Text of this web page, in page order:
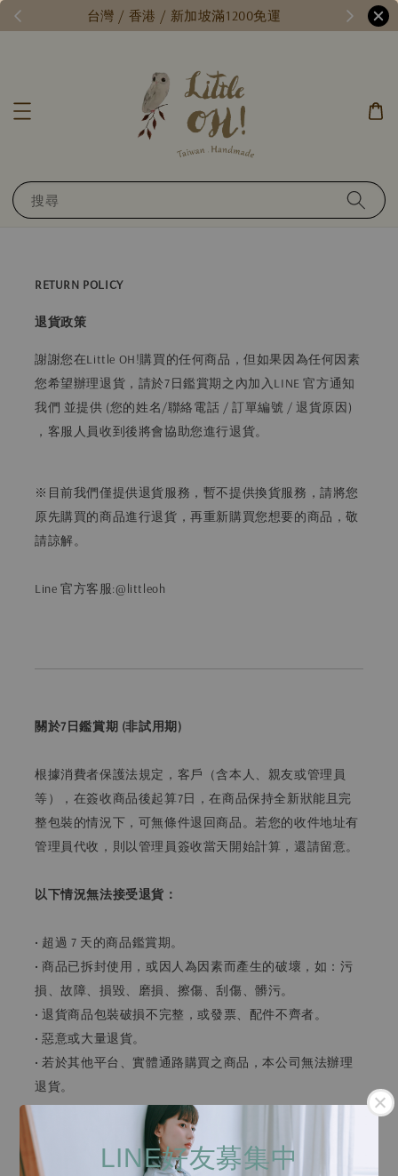
台灣 / 香港 / 新加坡滿1200免運
LINE好友募集中
搜尋
RETURN POLICY
退貨政策
謝謝您在Little OH!購買的任何商品，但如果因為任何因素
您希望辦理退貨，請於7日鑑賞期之內加入LINE 官方通知
我們 並提供 (您的姓名/聯絡電話 / 訂單編號 / 退貨原因)
，客服人員收到後將會協助您進行退貨。
※目前我們僅提供退貨服務，暫不提供換貨服務，請將您
原先購買的商品進行退貨，再重新購買您想要的商品，敬
請諒解。
Line 官方客服:@littleoh
關於7日鑑賞期 (非試用期)
根據消費者保護法規定，客戶（含本人、親友或管理員
等），在簽收商品後起算7日，在商品保持全新狀能且完
整包裝的情況下，可無條件退回商品。若您的收件地址有
管理員代收，則以管理員簽收當天開始計算，還請留意。
以下情況無法接受退貨：
• 超過 7 天的商品鑑賞期。
• 商品已拆封使用，或因人為因素而產生的破壞，如：污
損、故障、損毀、磨損、擦傷、刮傷、髒污。
• 退貨商品包裝破損不完整，或發票、配件不齊者。
• 惡意或大量退貨。
• 若於其他平台、實體通路購買之商品，本公司無法辦理
退貨。
• 特價商品
• 客製化商品（訂製系列），商品經修改非原樣（耳環改